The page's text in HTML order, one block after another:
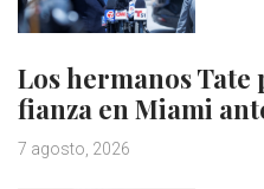
Los hermanos
fianza en Miami
7 agosto, 2026